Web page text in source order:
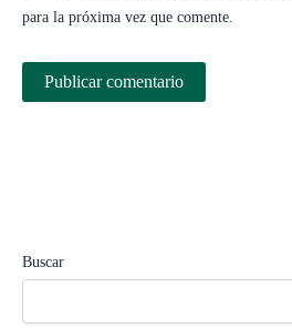
para la próxima vez que comente.
Buscar